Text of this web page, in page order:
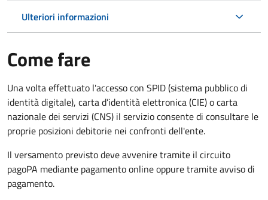
Ulteriori informazioni
Come fare
Una volta effettuato l'accesso con SPID (sistema pubblico di
identità digitale), carta d’identità elettronica (CIE) o carta
nazionale dei servizi (CNS) il servizio consente di consultare le
proprie posizioni debitorie nei confronti dell'ente.
Il versamento previsto deve avvenire tramite il circuito
pagoPA mediante pagamento online oppure tramite avviso di
pagamento.